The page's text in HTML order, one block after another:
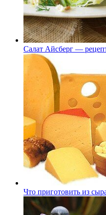
Салат Айсберг —
Что приготовить из